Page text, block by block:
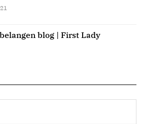
blog | First Lady